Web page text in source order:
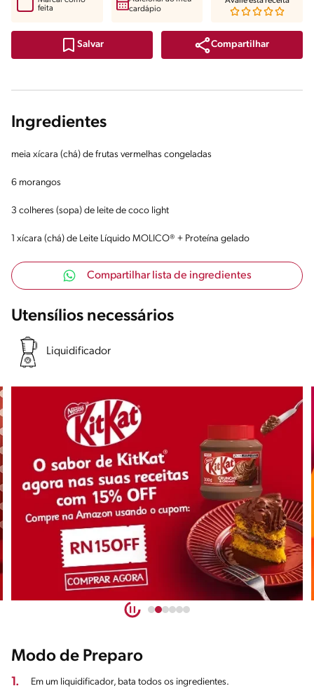
Salvar Compartilhar
feita
cardápio
Ingredientes
meia xícara (chá) de frutas vermelhas congeladas
6 morangos
3 colheres (sopa) de leite de coco light
1 xícara (chá) de Leite Líquido MOLICO® + Proteína gelado
Compartilhar lista de ingredientes
Utensílios necessários
Liquidificador
Modo de Preparo
1. Em um liquidificador, bata todos os ingredientes.